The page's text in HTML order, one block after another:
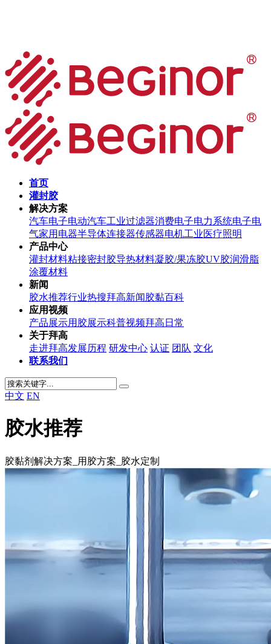
首页
灌封胶
解决方案
汽车电子电动汽车工业过滤器消费电子电力系统电子电
气家用电器半导体连接器传感器电机工业医疗照明
产品中心
灌封材料粘接密封胶导热材料凝胶/果冻胶UV胶润滑脂
涂覆材料
新闻
胶水推荐行业热搜拜高新闻胶黏百科
应用视频
产品展示用胶展示科普视频拜高日常
关于拜高
走进拜高发展历程 研发中心 认证 团队 文化
联系我们
中文 EN
胶水推荐
胶黏剂解决方案_用胶方案_胶水定制